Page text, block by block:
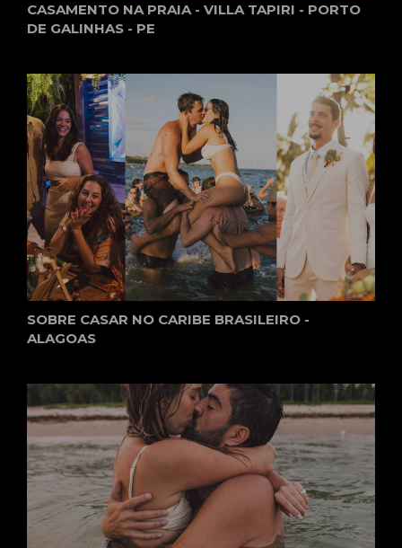
CASAMENTO NA PRAIA - VILLA TAPIRI - PORTO
DE GALINHAS - PE
SOBRE CASAR NO CARIBE BRASILEIRO -
ALAGOAS